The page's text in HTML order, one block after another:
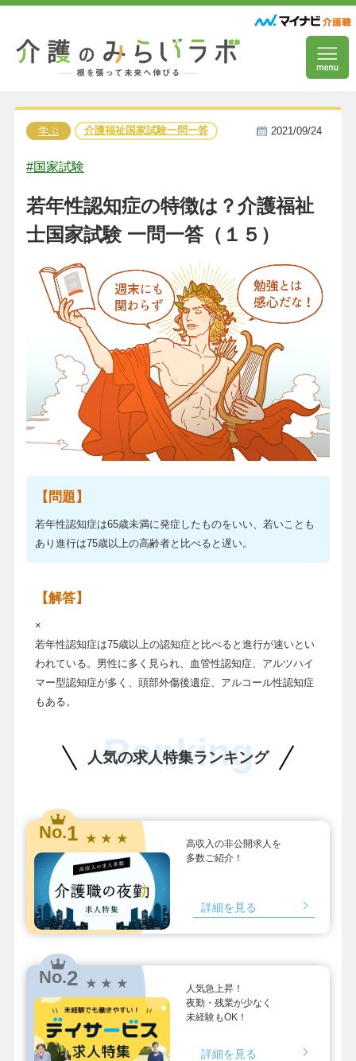
学ぶ 介護福祉国家試験一問一答 2021/09/24
#国家試験
若年性認知症の特徴は？介護福祉
士国家試験 一問一答（１５）
【問題】
若年性認知症は65歳未満に発症したものをいい、若いことも
あり進行は75歳以上の高齢者と比べると遅い。
【解答】
×
若年性認知症は75歳以上の認知症と比べると進行が速いとい
われている。男性に多く見られ、血管性認知症、アルツハイ
マー型認知症が多く、頭部外傷後遺症、アルコール性認知症
もある。
人気の求人特集ランキング
Ranking
No.1 ★ ★ ★
高収入の非公開求人を
多数ご紹介！
詳細を見る
No.2 ★ ★ ★
人気急上昇！
夜勤・残業が少なく
未経験もOK！
詳細を見る